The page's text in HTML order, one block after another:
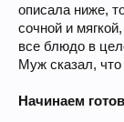
описала ниже,
сочной и
все блюдо в
Муж сказал, что
Начинаем